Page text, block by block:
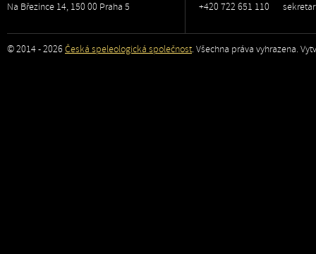
Na Březince 14, 150 00 Praha 5 +420 722 651 110
© 2014 - 2026 Česká speleologická společnost. Všechna práva vyhrazena.